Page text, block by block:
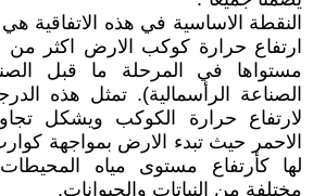
النقطة الاساسية في هذه الاتفاقية
ارتفاع حرارة كوكب الارض اكثر
مستواها في المرحلة ما قبل
الصناعة الرأسمالية). تمثل هذه
لارتفاع حرارة الكوكب ويشكل
الاحمر حيث تبدء الارض بمواجهة
لها كأرتفاع مستوى مياه
مختلفة من النباتات والحيوانات.